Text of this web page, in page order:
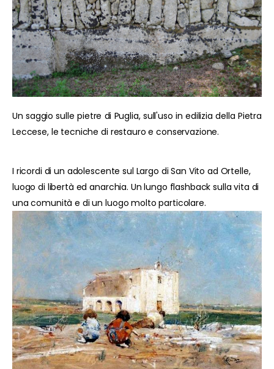
Un saggio sulle pietre di Puglia, sull'uso in edilizia della Pietra
Leccese, le tecniche di restauro e conservazione.
I ricordi di un adolescente sul Largo di San Vito ad Ortelle,
luogo di libertà ed anarchia. Un lungo flashback sulla vita di
una comunità e di un luogo molto particolare.